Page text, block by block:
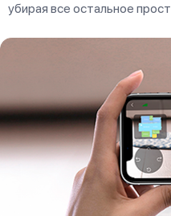
убирая все остальное